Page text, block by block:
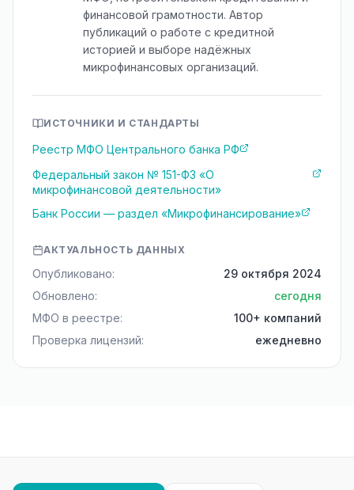
финансовой грамотности. Автор
публикаций о работе с кредитной
историей и выборе надёжных
микрофинансовых организаций.
ИСТОЧНИКИ И СТАНДАРТЫ
Реестр МФО Центрального банка РФ
Федеральный закон № 151-ФЗ «О
микрофинансовой деятельности»
Банк России — раздел «Микрофинансирование»
АКТУАЛЬНОСТЬ ДАННЫХ
Опубликовано:
29 октября 2024
Обновлено:
сегодня
МФО в реестре:
100+ компаний
Проверка лицензий:
ежедневно